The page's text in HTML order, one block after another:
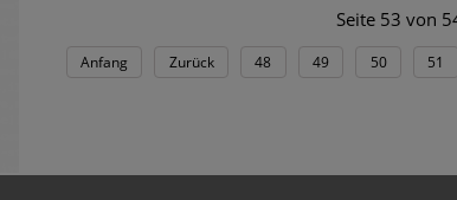
Seite 53 von
Anfang Zurück 48 49 50 51